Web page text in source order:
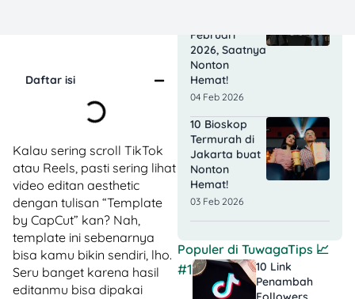
Daftar isi
Kalau sering scroll TikTok
atau Reels, pasti sering lihat
video editan aesthetic
dengan tulisan “Template
by CapCut” kan? Nah,
template ini sebenarnya
bisa kamu bikin sendiri, lho.
Seru banget karena hasil
editanmu bisa dipakai
Februari
2026, Saatnya
Nonton
Hemat!
04 Feb 2026
10 Bioskop
Termurah di
Jakarta buat
Nonton
Hemat!
03 Feb 2026
Populer di TuwagaTips 📈
#1
10 Link
Penambah